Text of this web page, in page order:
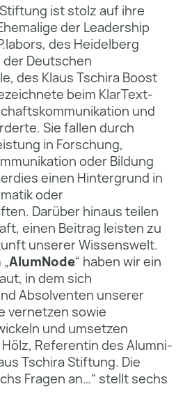
ist stolz auf ihre
der Leadership
des Heidelberg
der Deutschen
des Klaus Tschira Boost
beim KlarText-
und
Sie fallen durch
in Forschung,
oder Bildung
einen Hintergrund in
oder
Darüber hinaus teilen
einen Beitrag leisten zu
unserer Wissenswelt.
AlumNode“ haben wir ein
in dem sich
Absolventen unserer
vernetzen sowie
und umsetzen
Hölz, Referentin des Alumni-
Tschira Stiftung. Die
Fragen an…“ stellt sechs